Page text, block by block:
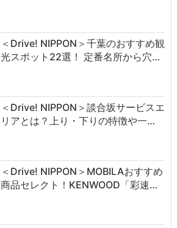
＜Drive! NIPPON＞千葉のおすすめ観
光スポット22選！ 定番名所から穴…
＜Drive! NIPPON＞談合坂サービスエ
リアとは？上り・下りの特徴や一…
＜Drive! NIPPON＞MOBILAおすすめ
商品セレクト！KENWOOD「彩速…